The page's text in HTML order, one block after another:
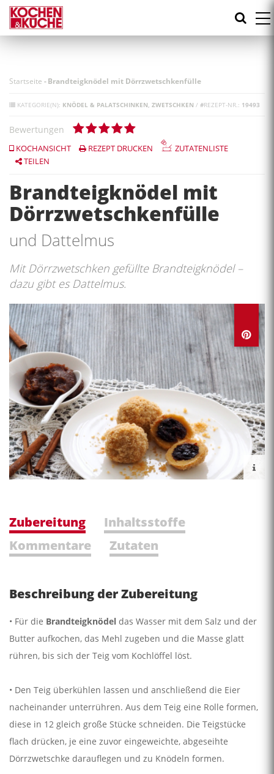
Direkt
zum
Inhalt
Startseite -Brandteigknödel mit Dörrzwetschkenfülle
KATEGORIE(N): KNÖDEL & PALATSCHINKEN ZWETSCHKEN / #REZEPT-NR.: 19493
Bewertungen
KOCHANSICHT REZEPT DRUCKEN
ZUTATENLISTE
TEILEN
Brandteigknödel mit
Dörrzwetschkenfülle
und Dattelmus
Mit Dörrzwetschken gefüllte Brandteigknödel –
dazu gibt es Dattelmus.
Zubereitung
Inhaltsstoffe
Kommentare
Zutaten
Beschreibung der Zubereitung
• Für die Brandteigknödel das Wasser mit dem Salz und der
Butter aufkochen, das Mehl zugeben und die Masse glatt
rühren, bis sich der Teig vom Kochlöffel löst.
• Den Teig überkühlen lassen und anschließend die Eier
nacheinander unterrühren. Aus dem Teig eine Rolle formen,
diese in 12 gleich große Stücke schneiden. Die Teigstücke
flach drücken, je eine zuvor eingeweichte, abgeseihte
Dörrzwetschke darauflegen und zu Knödeln formen.